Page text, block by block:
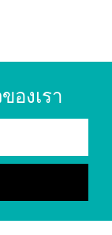
องเรา